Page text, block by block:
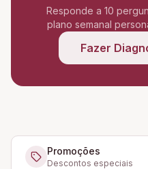
Responde a 10
plano semanal
Fazer
Promoções
Descontos especiais